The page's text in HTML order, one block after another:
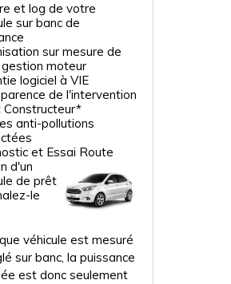
et log de votre
sur banc de
sur mesure de
moteur
logiciel à VIE
de l'intervention
Constructeur*
anti-pollutions
et Essai Route
d'un
de prêt
le
véhicule est mesuré
sur banc, la puissance
est donc seulement